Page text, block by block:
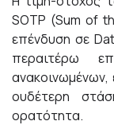
SOTP (Sum of
επένδυση σε
περαιτέρω
ανακοινωμένων,
ουδέτερη
ορατότητα.